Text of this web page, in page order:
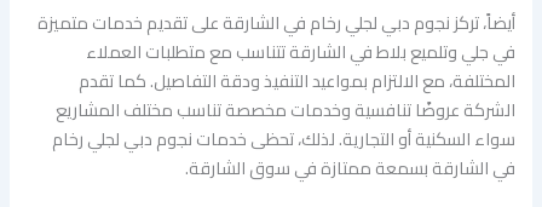
أيضاً، تركز نجوم دبي لجلي رخام في الشارقة على تقديم خدمات متميزة
في جلي وتلميع بلاط في الشارقة تتناسب مع متطلبات العملاء
المختلفة، مع الالتزام بمواعيد التنفيذ ودقة التفاصيل. كما تقدم
الشركة عروضًا تنافسية وخدمات مخصصة تناسب مختلف المشاريع
سواء السكنية أو التجارية. لذلك، تحظى خدمات نجوم دبي لجلي رخام
في الشارقة بسمعة ممتازة في سوق الشارقة.